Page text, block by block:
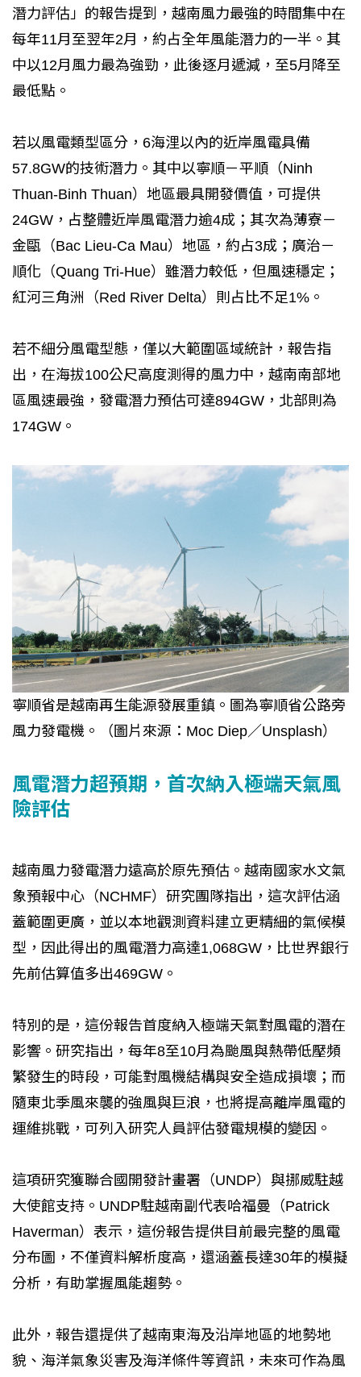
潛力評估」的報告提到，越南風力最強的時間集中在
每年11月至翌年2月，約占全年風能潛力的一半。其
中以12月風力最為強勁，此後逐月遞減，至5月降至
最低點。
若以風電類型區分，6海浬以內的近岸風電具備
57.8GW的技術潛力。其中以寧順－平順（Ninh
Thuan-Binh Thuan）地區最具開發價值，可提供
24GW，占整體近岸風電潛力逾4成；其次為薄寮－
金甌（Bac Lieu-Ca Mau）地區，約占3成；廣治－
順化（Quang Tri-Hue）雖潛力較低，但風速穩定；
紅河三角洲（Red River Delta）則占比不足1%。
若不細分風電型態，僅以大範圍區域統計，報告指
出，在海拔100公尺高度測得的風力中，越南南部地
區風速最強，發電潛力預估可達894GW，北部則為
174GW。
寧順省是越南再生能源發展重鎮。圖為寧順省公路旁
風力發電機。（圖片來源：Moc Diep／Unsplash）
風電潛力超預期，首次納入極端天氣風
險評估
越南風力發電潛力遠高於原先預估。越南國家水文氣
象預報中心（NCHMF）研究團隊指出，這次評估涵
蓋範圍更廣，並以本地觀測資料建立更精細的氣候模
型，因此得出的風電潛力高達1,068GW，比世界銀行
先前估算值多出469GW。
特別的是，這份報告首度納入極端天氣對風電的潛在
影響。研究指出，每年8至10月為颱風與熱帶低壓頻
繁發生的時段，可能對風機結構與安全造成損壞；而
隨東北季風來襲的強風與巨浪，也將提高離岸風電的
運維挑戰，可列入研究人員評估發電規模的變因。
這項研究獲聯合國開發計畫署（UNDP）與挪威駐越
大使館支持。UNDP駐越南副代表哈福曼（Patrick
Haverman）表示，這份報告提供目前最完整的風電
分布圖，不僅資料解析度高，還涵蓋長達30年的模擬
分析，有助掌握風能趨勢。
此外，報告還提供了越南東海及沿岸地區的地勢地
貌、海洋氣象災害及海洋條件等資訊，未來可作為風